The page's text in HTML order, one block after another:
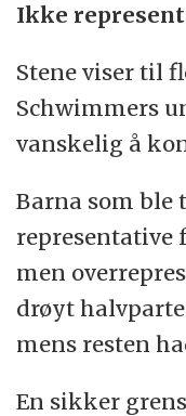
Ikke
Stene viser til
Schwimmers
vanskelig å
Barna som ble
representative
men
drøyt
mens resten
En sikker